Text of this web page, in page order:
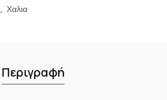
, Χαλια
Περιγραφή